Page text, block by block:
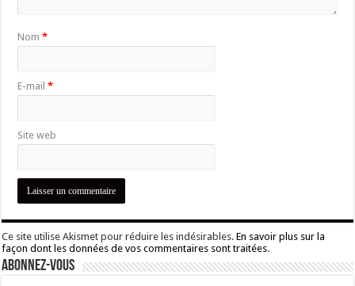
Nom*
E-mail*
Site web
Ce site utilise Akismet pour réduire les indésirables.En savoir plus sur la
façon dont les données de vos commentaires sont traitées.
Abonnez-vous